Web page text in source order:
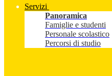
Servizi
Panoramica
Famiglie e studenti
Personale scolastico
Percorsi di studio